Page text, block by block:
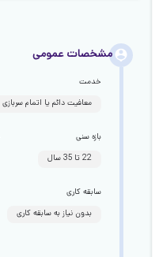
مشخصات عمومی
خدمت
معافیت دائم یا اتمام سربازی
بازه سنی
22 تا 35 سال
سابقه کاری
بدون نیاز به سابقه کاری